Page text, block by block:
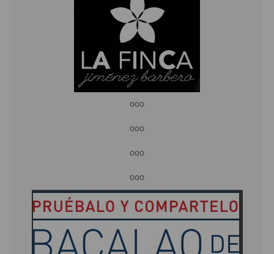
ooo
ooo
ooo
ooo